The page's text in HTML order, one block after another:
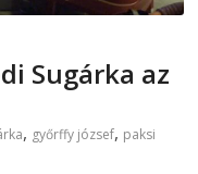
Sugárka az
, győrffy józsef, paksi